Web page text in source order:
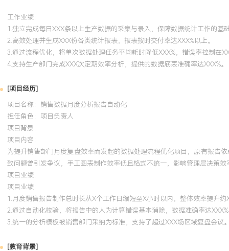
工作业绩：
1.独立完成每日XXX条以上生产数据的采集与录入，保障数据统计工作的基
2.高效处理并生成XXX份各类统计报表，报表按时交付率达XXX%以上。
3.通过流程优化，将单次数据处理任务平均耗时降低XXX%，错误率控制在
4.支持生产部门完成XXX次定期效率分析，提供的数据底表准确率达XXX%。
[项目经历]
项目名称：销售数据月度分析报告自动化
担任角色： 项目负责人
项目背景：
项目内容：
为提升销售部门月度复盘效率而发起的数据处理流程优化项目，原有报告
致问题曾引发争议，手工图表制作效率低且格式不统一，影响管理层决策效
项目业绩：
项目业绩：
1.月度销售报告制作总时长从X个工作日缩短至X小时以内，整体效率提升约
2.通过自动化校验，将报告中的人为计算错误基本消除，数据准确率达
3.统一的分析模板被销售部门采纳为标准，支持了超过XXX场区域复盘会议
[教育背景]